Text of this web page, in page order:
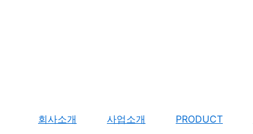
회사소개 사업소개 PRODUCT